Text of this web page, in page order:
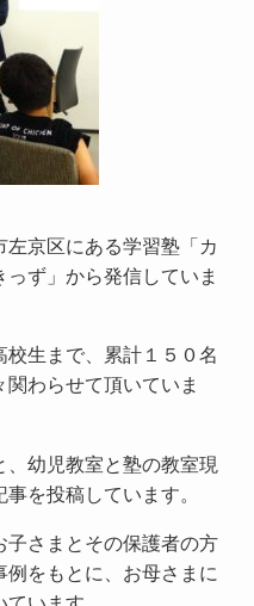
京区にある学習塾「カ
ず」から発信していま
生まで、累計１５０名
わらせて頂いていま
幼児教室と塾の教室現
を投稿しています。
さまとその保護者の方
をもとに、お母さまに